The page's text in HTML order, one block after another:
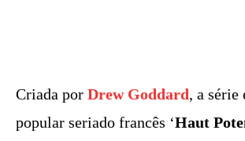
Criada por Drew Goddard, a série
popular seriado francês ‘Haut